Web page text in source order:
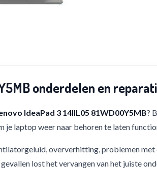
onderdelen en
IdeaPad 3 14IIL05 81WD00Y5MB?
laptop weer naar behoren te laten
oververhitting, problemen
lost het vervangen van het juiste